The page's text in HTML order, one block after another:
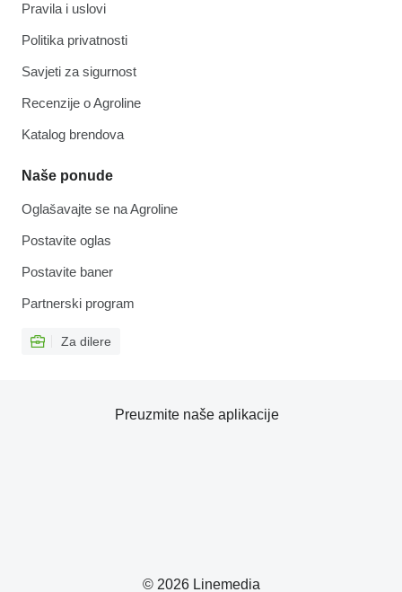
Pravila i uslovi
Politika privatnosti
Savjeti za sigurnost
Recenzije o Agroline
Katalog brendova
Naše ponude
Oglašavajte se na Agroline
Postavite oglas
Postavite baner
Partnerski program
Za dilere
© 2026 Linemedia
Preuzmite naše aplikacije